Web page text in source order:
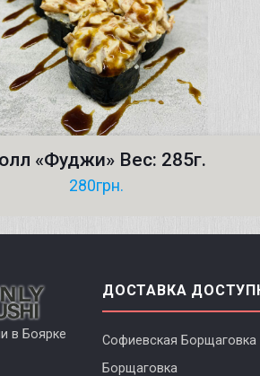
«Фуджи» Вес: 285г.
280грн.
в Боярке
ДОСТАВКА
Софиевская Борщаговка
Борщаговка